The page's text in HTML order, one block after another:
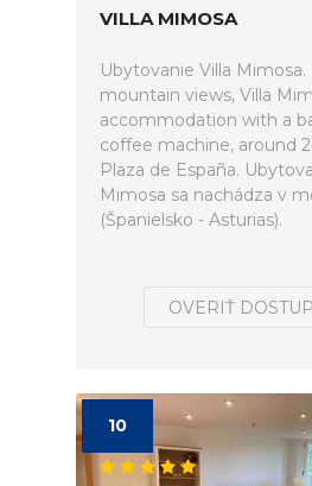
VILLA MIMOSA
Ubytovanie Villa
mountain views, Villa
accommodation with a
coffee machine, around
Plaza de España.
Mimosa sa nachádza v
(Španielsko - Asturias).
OVERIŤ
10